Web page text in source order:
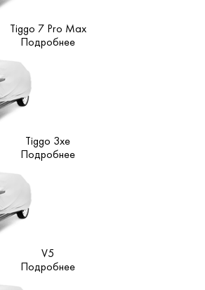
Tiggo 7 Pro Max
Подробнее
Tiggo 3xe
Подробнее
V5
Подробнее